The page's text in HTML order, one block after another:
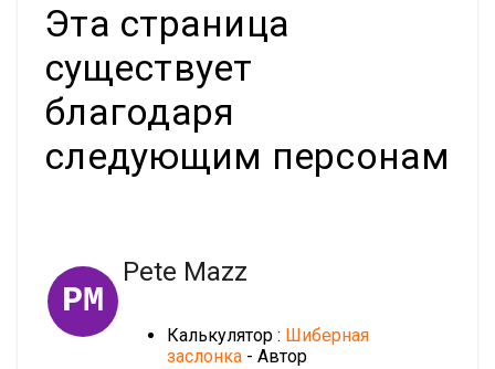
Эта страница
существует
благодаря
следующим персонам
PM
Pete Mazz
Калькулятор : Шиберная
заслонка - Автор